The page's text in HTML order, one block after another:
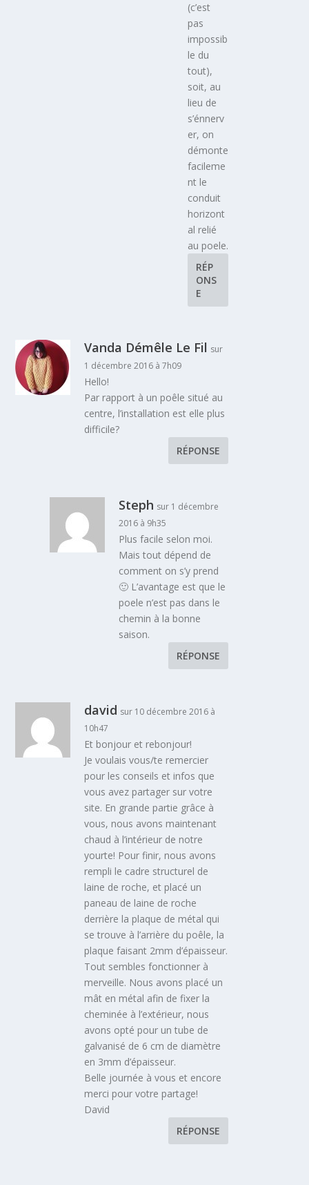
(c’est
pas
impossib
le du
tout),
soit, au
lieu de
s’énnerv
er, on
démonte
facileme
nt le
conduit
horizont
al relié
au poele.
RÉP
ONS
E
Vanda Démêle Le Fil sur
1 décembre 2016 à 7h09
Hello!
Par rapport à un poêle situé au
centre, l’installation est elle plus
difficile?
RÉPONSE
Steph sur 1 décembre
2016 à 9h35
Plus facile selon moi.
Mais tout dépend de
comment on s’y prend
🙂 L’avantage est que le
poele n’est pas dans le
chemin à la bonne
saison.
RÉPONSE
david sur 10 décembre 2016 à
10h47
Et bonjour et rebonjour!
Je voulais vous/te remercier
pour les conseils et infos que
vous avez partager sur votre
site. En grande partie grâce à
vous, nous avons maintenant
chaud à l’intérieur de notre
yourte! Pour finir, nous avons
rempli le cadre structurel de
laine de roche, et placé un
paneau de laine de roche
derrière la plaque de métal qui
se trouve à l’arrière du poêle, la
plaque faisant 2mm d’épaisseur.
Tout sembles fonctionner à
merveille. Nous avons placé un
mât en métal afin de fixer la
cheminée à l’extérieur, nous
avons opté pour un tube de
galvanisé de 6 cm de diamètre
en 3mm d’épaisseur.
Belle journée à vous et encore
merci pour votre partage!
David
RÉPONSE